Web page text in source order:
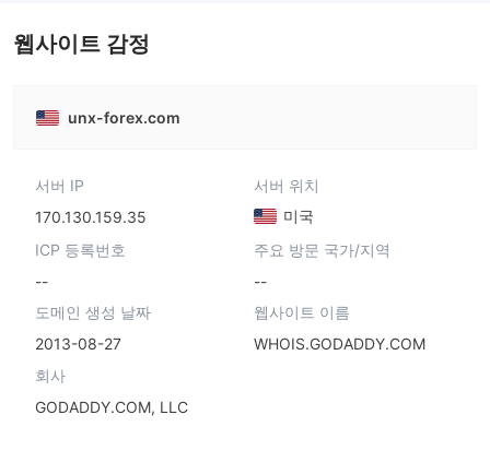
웹사이트 감정
unx-forex.com
서버 IP
170.130.159.35
서버 위치
미국
ICP 등록번호
--
주요 방문 국가/지역
--
도메인 생성 날짜
2013-08-27
웹사이트 이름
WHOIS.GODADDY.COM
회사
GODADDY.COM, LLC